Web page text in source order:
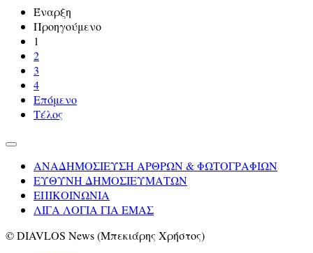
Έναρξη
Προηγούμενο
1
2
3
4
Επόμενο
Τέλος
ΑΝΑΔΗΜΟΣΙΕΥΣΗ ΑΡΘΡΩΝ & ΦΩΤΟΓΡΑΦΙΩΝ
ΕΥΘΥΝΗ ΔΗΜΟΣΙΕΥΜΑΤΩΝ
ΕΠΙΚΟΙΝΩΝΙΑ
ΛΙΓΑ ΛΟΓΙΑ ΓΙΑ ΕΜΑΣ
© DIAVLOS News (Μπεκιάρης Χρήστος)